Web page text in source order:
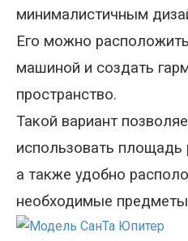
минималистичным
Его можно
машиной и создать
пространство.
Такой вариант
использовать площадь
а также удобно
необходимые